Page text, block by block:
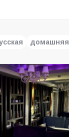
домашняя